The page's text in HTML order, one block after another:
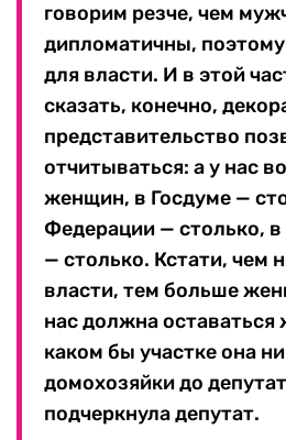
говорим резче, чем
дипломатичны,
для власти. И в этой
сказать, конечно,
представительство
отчитываться: а у нас
женщин, в Госдуме —
Федерации — столько,
— столько. Кстати, чем
власти, тем больше
нас должна
каком бы участке она
домохозяйки до
подчеркнула депутат.